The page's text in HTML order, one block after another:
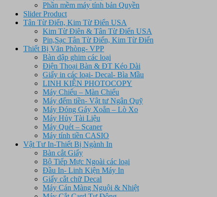
Phần mềm máy tính bản Quyền
Slider Product
Tân Từ Điển, Kim Từ Điển USA
Kim Từ Điên & Tân Từ Điển USA
Pin,Sạc Tân Từ Điển, Kim Từ Điển
Thiết Bị Văn Phòng- VPP
Bàn dập ghim các loại
Điện Thoại Bàn & ĐT Kéo Dài
Giấy in các loại- Decal- Bìa Mầu
LINH KIỆN PHOTOCOPY
Máy Chiếu – Màn Chiếu
Máy đếm tiền- Vật tư Ngân Quỹ
Máy Đóng Gáy Xoắn – Lò Xo
Máy Hủy Tài Liệu
Máy Quét – Scaner
Máy tính tiền CASIO
Vật Tư In-Thiết Bị Ngành In
Bàn cắt Giấy
Bộ Tiếp Mực Ngoài các loại
Đầu In- Linh Kiện Máy In
Giấy cắt chữ Decal
Máy Cán Màng Nguội & Nhiệt